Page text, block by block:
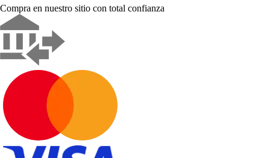
Compra en nuestro sitio con total confianza